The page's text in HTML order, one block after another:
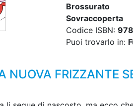
Brossurato
Sovraccoperta
Codice ISBN:
Puoi trovarlo in:
NUOVA FRIZZANTE